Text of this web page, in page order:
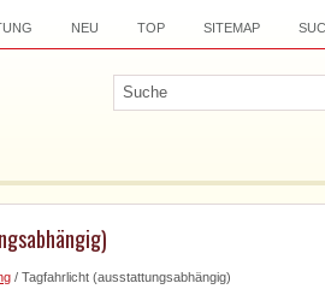
NEU TOP SITEMAP
/ Tagfahrlicht (ausstattungsabhängig)